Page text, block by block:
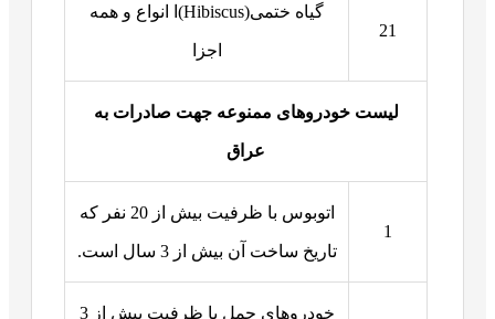
21
گیاه ختمی(Hibiscus)ا انواع و همه
اجزا
لیست خودروهای ممنوعه جهت صادرات به
عراق
1
اتوبوس با ظرفیت بیش از 20 نفر که
تاریخ ساخت آن بیش از 3 سال است.
خودروهای حمل با ظرفیت بیش از 3